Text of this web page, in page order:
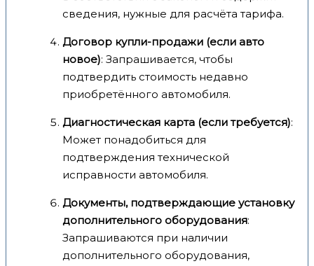
сведения, нужные для расчёта тарифа.
Договор купли-продажи (если авто
новое): Запрашивается, чтобы
подтвердить стоимость недавно
приобретённого автомобиля.
Диагностическая карта (если требуется):
Может понадобиться для
подтверждения технической
исправности автомобиля.
Документы, подтверждающие установку
дополнительного оборудования:
Запрашиваются при наличии
дополнительного оборудования,